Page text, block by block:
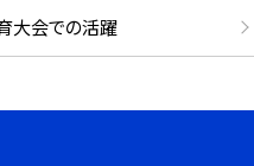
大会での活躍